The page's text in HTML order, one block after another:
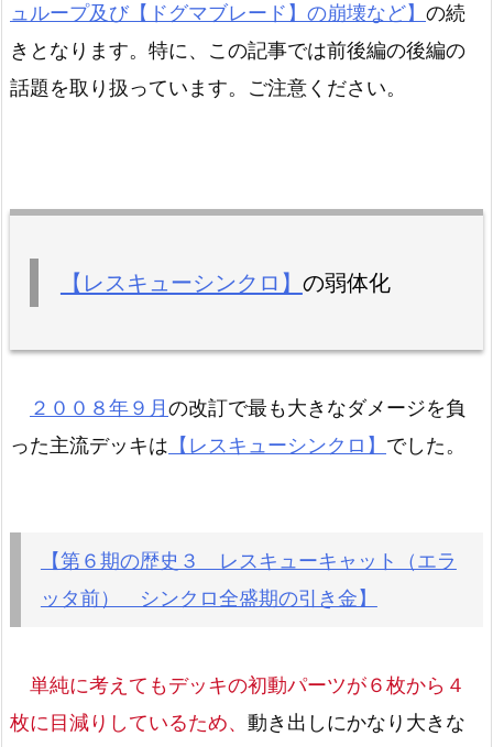
ュループ及び【ドグマブレード】の崩壊など】 の続
きとなります。特に、この記事では前後編の後編の
話題を取り扱っています。ご注意ください。
【レスキューシンクロ】 の弱体化
２００８年９月 の改訂で最も大きなダメージを負
った主流デッキは 【レスキューシンクロ】 でした。
【第６期の歴史３ レスキューキャット（エラ
ッタ前） シンクロ全盛期の引き金】
単純に考えてもデッキの初動パーツが６枚から４
枚に目減りしているため、 動き出しにかなり大きな